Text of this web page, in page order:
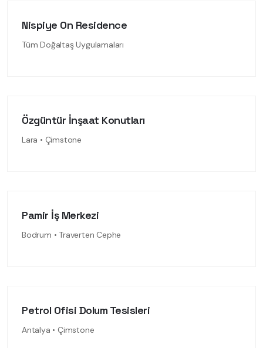
Nispiye On Residence
Tüm Doğaltaş Uygulamaları
Özgüntür İnşaat Konutları
Lara • Çimstone
Pamir İş Merkezi
Bodrum • Traverten Cephe
Petrol Ofisi Dolum Tesisleri
Antalya • Çimstone